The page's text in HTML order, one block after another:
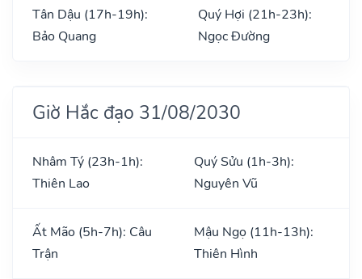
Tân Dậu (17h-19h):
Bảo Quang
Quý Hợi (21h-23h):
Ngọc Đường
Giờ Hắc đạo 31/08/2030
Nhâm Tý (23h-1h):
Thiên Lao
Quý Sửu (1h-3h):
Nguyên Vũ
Ất Mão (5h-7h): Câu
Trận
Mậu Ngọ (11h-13h):
Thiên Hình